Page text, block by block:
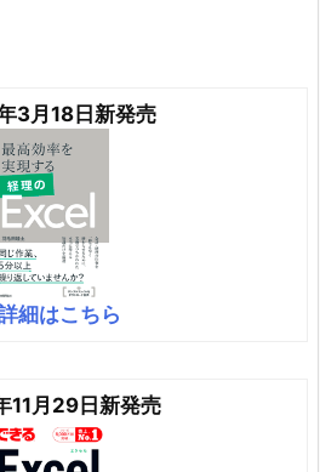
3月18日新発売
細はこちら
11月29日新発売